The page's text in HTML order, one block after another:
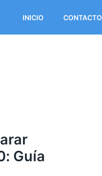
INICIO CONTACTO
Guía